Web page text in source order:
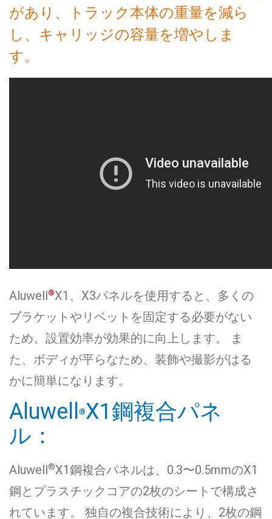
があり、トラック本体の重量を減ら
し、キャリッジの容量を増やしま
す。
Aluwell®X1、X3パネルを使用すると、多くの
ブラケットやリベットを固定する必要がない
ため、設置効率が効果的に向上します。 ま
た、ボディが平らなため、装飾や撮影がはる
かに簡単になります。
Aluwell ®X1鋼複合パネ
ル：
Aluwell®X1鋼複合パネルは、0.3〜0.5mmのX1
鋼とプラスチックコアの2枚のシートで構成さ
れています。 独自の複合技術により、2枚の鋼